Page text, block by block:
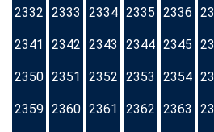
2332 2333 2334 2335 2336
2341 2342 2343 2344 2345
2350 2351 2352 2353 2354
2359 2360 2361 2362 2363